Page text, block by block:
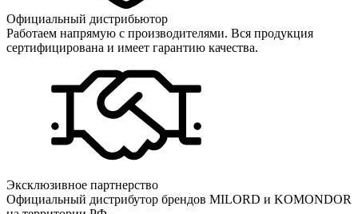
Официальный дистрибьютор
Работаем напрямую с производителями. Вся продукция
сертифицирована и имеет гарантию качества.
Эксклюзивное партнерство
Официальный дистрибутор брендов MILORD и KOMONDOR